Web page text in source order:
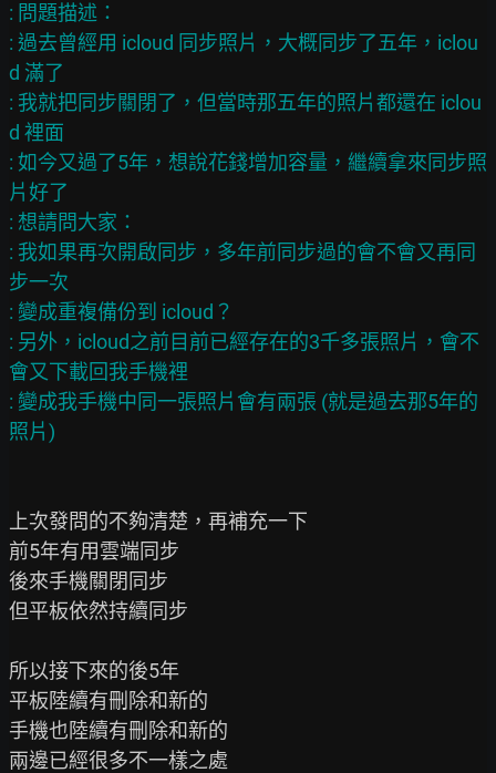
: 問題描述：
: 過去曾經用 icloud 同步照片，大概同步了五年，iclou
d 滿了
: 我就把同步關閉了，但當時那五年的照片都還在 iclou
d 裡面
: 如今又過了5年，想說花錢增加容量，繼續拿來同步照
片好了
: 想請問大家：
: 我如果再次開啟同步，多年前同步過的會不會又再同
步一次
: 變成重複備份到 icloud？
: 另外，icloud之前目前已經存在的3千多張照片，會不
會又下載回我手機裡
: 變成我手機中同一張照片會有兩張 (就是過去那5年的
上次發問的不夠清楚，再補充一下
前5年有用雲端同步
後來手機關閉同步
但平板依然持續同步
所以接下來的後5年
平板陸續有刪除和新的
手機也陸續有刪除和新的
兩邊已經很多不一樣之處